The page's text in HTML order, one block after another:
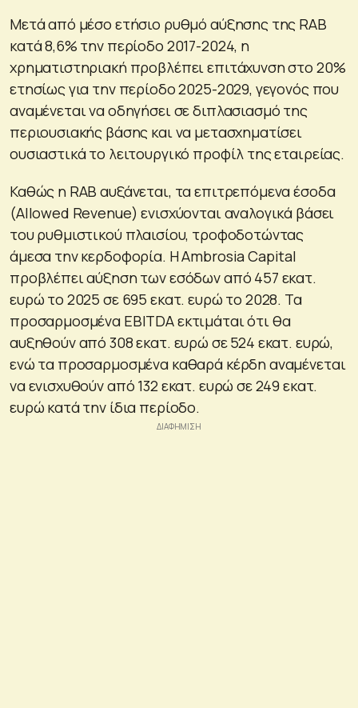
Μετά από μέσο ετήσιο ρυθμό αύξησης της RAB
κατά 8,6% την περίοδο 2017-2024, η
χρηματιστηριακή προβλέπει επιτάχυνση στο 20%
ετησίως για την περίοδο 2025-2029, γεγονός που
αναμένεται να οδηγήσει σε διπλασιασμό της
περιουσιακής βάσης και να μετασχηματίσει
ουσιαστικά το λειτουργικό προφίλ της εταιρείας.
Καθώς η RAB αυξάνεται, τα επιτρεπόμενα έσοδα
(Allowed Revenue) ενισχύονται αναλογικά βάσει
του ρυθμιστικού πλαισίου, τροφοδοτώντας
άμεσα την κερδοφορία. Η Ambrosia Capital
προβλέπει αύξηση των εσόδων από 457 εκατ.
ευρώ το 2025 σε 695 εκατ. ευρώ το 2028. Τα
προσαρμοσμένα EBITDA εκτιμάται ότι θα
αυξηθούν από 308 εκατ. ευρώ σε 524 εκατ. ευρώ,
ενώ τα προσαρμοσμένα καθαρά κέρδη αναμένεται
να ενισχυθούν από 132 εκατ. ευρώ σε 249 εκατ.
ευρώ κατά την ίδια περίοδο.